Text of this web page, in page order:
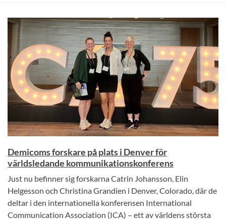
Demicoms forskare på plats i Denver för
världsledande kommunikationskonferens
Just nu befinner sig forskarna Catrin Johansson, Elin
Helgesson och Christina Grandien i Denver, Colorado, där de
deltar i den internationella konferensen International
Communication Association (ICA) – ett av världens största